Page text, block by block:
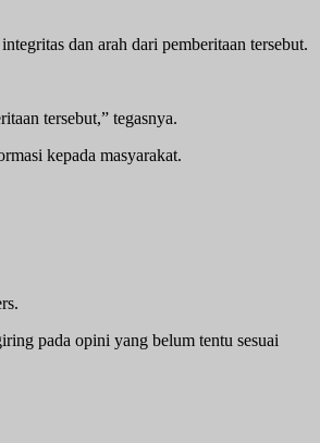
dan arah dari pemberitaan tersebut.
tersebut,” tegasnya.
kepada masyarakat.
pada opini yang belum tentu sesuai